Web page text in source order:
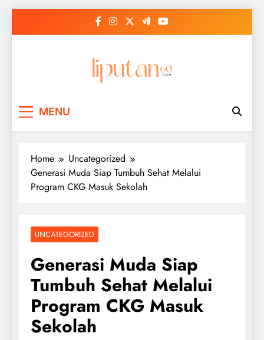
MENU
Home
Uncategorized
Generasi Muda Siap Tumbuh Sehat Melalui
Program CKG Masuk Sekolah
UNCATEGORIZED
Generasi Muda Siap
Tumbuh Sehat Melalui
Program CKG Masuk
Sekolah